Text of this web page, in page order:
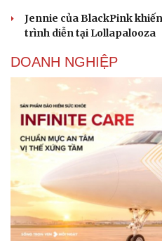
Jennie của BlackPink
trình diễn tại Lollapalooza
DOANH NGHIỆP